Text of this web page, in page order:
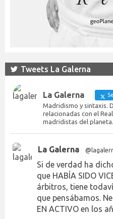
Tweets La Galerna
La Galerna
Madridismo y sintaxis.
relacionadas con el
madridistas del
La Galerna
Si de verdad ha
que HABÍA SIDO
árbitros, tiene
que pensábamos.
EN ACTIVO en los